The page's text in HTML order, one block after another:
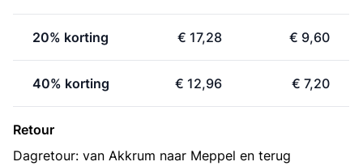
20% korting € 17,28 € 9,60
40% korting € 12,96 € 7,20
Retour
Dagretour: van Akkrum naar Meppel en terug